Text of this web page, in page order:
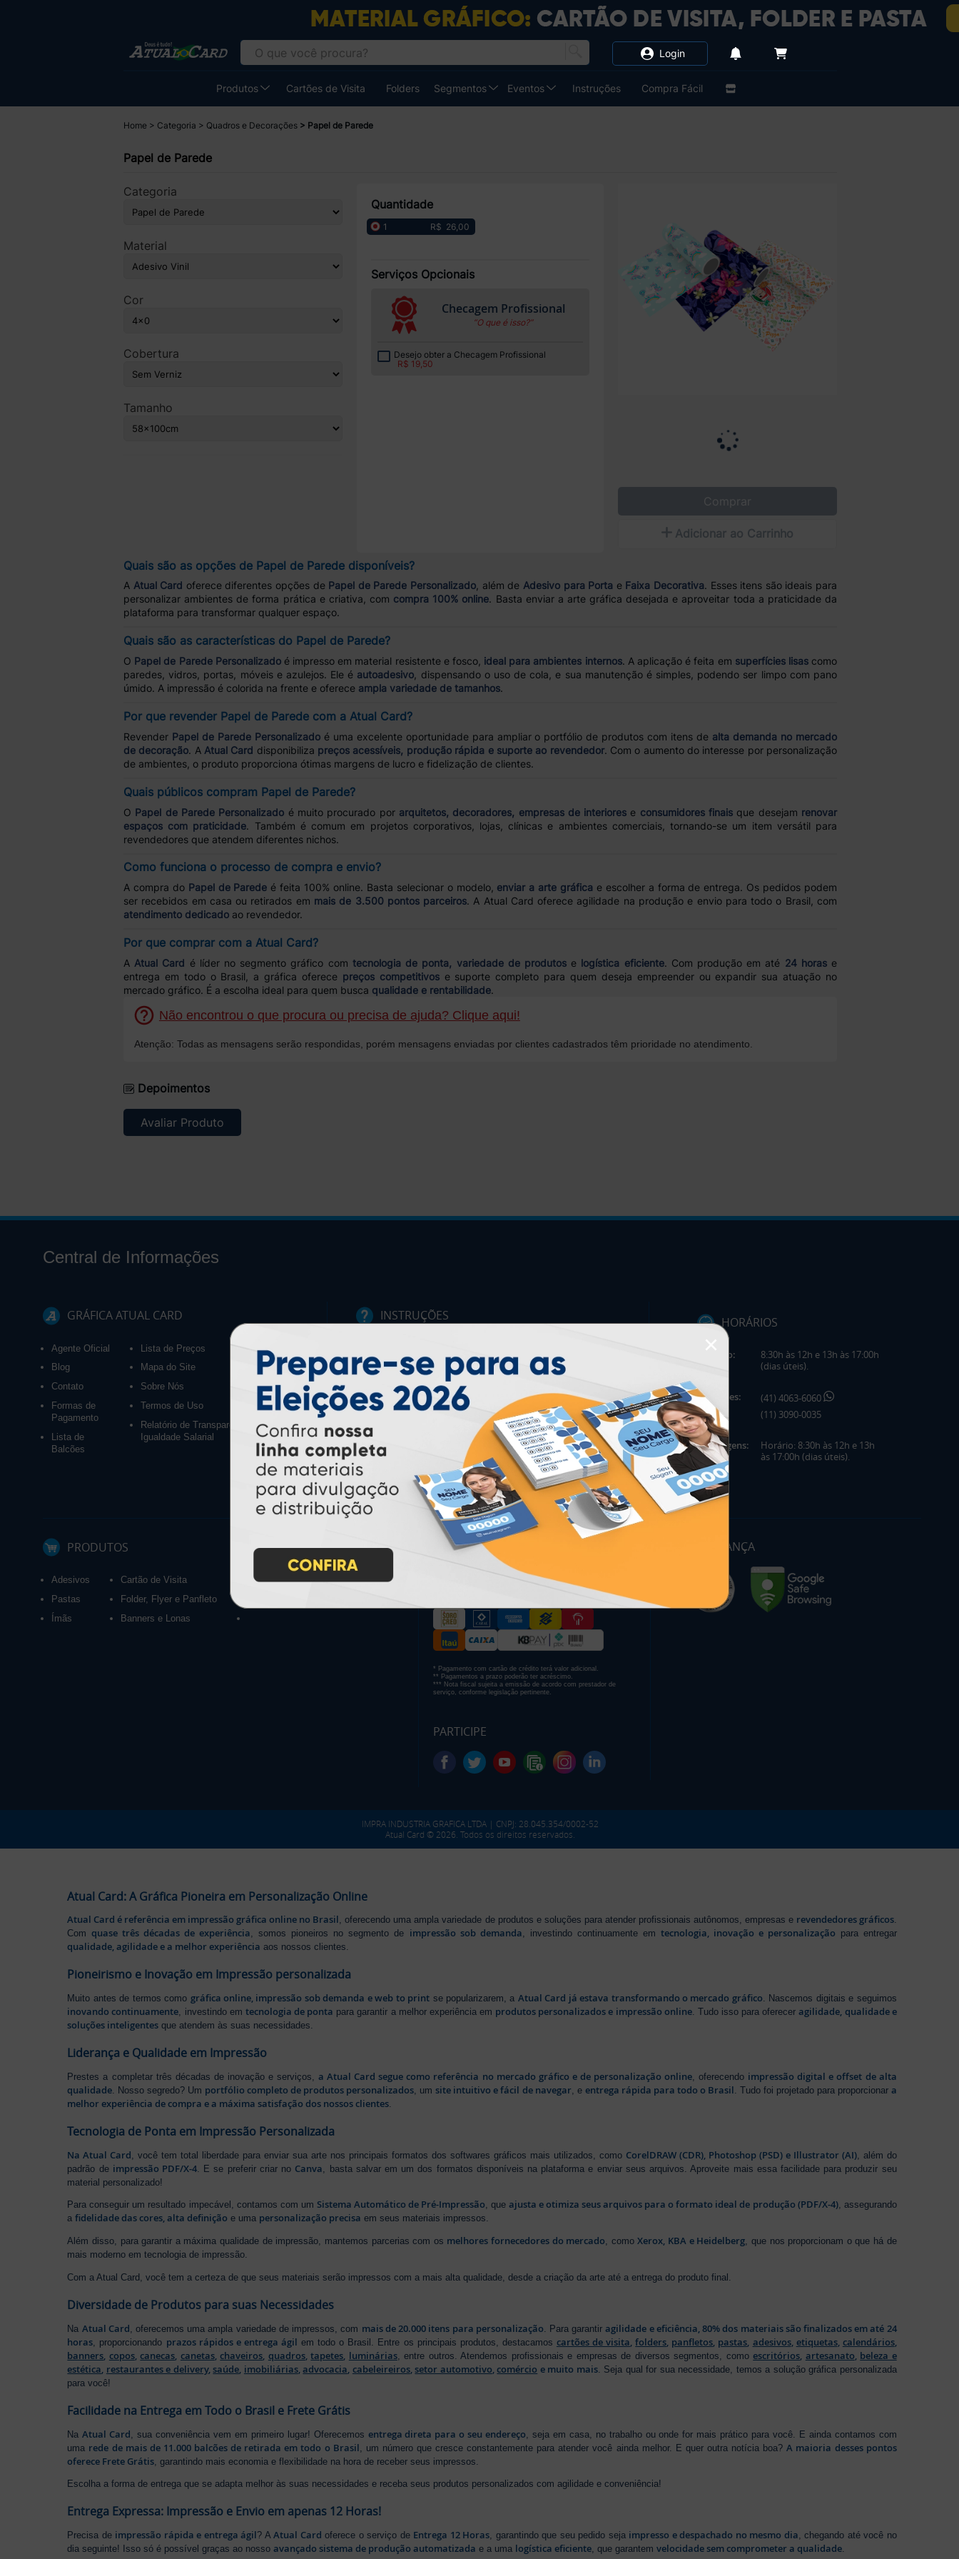
Produtos Cartões de Visita Folders Segmentos Eventos Instruções Compra Fácil
Login
Home Categoria Quadros e Decorações Papel de Parede
Papel de Parede
Categoria
Material
Cor
Cobertura
Tamanho
Quantidade
1 R$ 26,00
Serviços Opcionais
Checagem Profissional
“O que é isso?”
Desejo obter a Checagem Profissional
R$ 19,50
Comprar
Adicionar ao Carrinho
Quais são as opções de Papel de Parede disponíveis?
A Atual Card oferece diferentes opções de Papel de Parede Personalizado, além de Adesivo para Porta e Faixa Decorativa. Esses itens são ideais para
personalizar ambientes de forma prática e criativa, com compra 100% online. Basta enviar a arte gráfica desejada e aproveitar toda a praticidade da
plataforma para transformar qualquer espaço.
Quais são as características do Papel de Parede?
O Papel de Parede Personalizadoé impresso em material resistente e fosco, ideal para ambientes internos. A aplicação é feita em superfícies lisascomo
paredes, vidros, portas, móveis e azulejos. Ele é autoadesivo , dispensando o uso de cola, e sua manutenção é simples, podendo ser limpo com pano
úmido. A impressão é colorida na frente e oferece ampla variedade de tamanhos.
Por que revender Papel de Parede com a Atual Card?
Revender Papel de Parede Personalizadoé uma excelente oportunidade para ampliar o portfólio de produtos com itens de alta demanda no mercado
de decoração. A Atual Card disponibiliza preços acessíveis, produção rápida e suporte ao revendedor. Com o aumento do interesse por personalização
de ambientes, o produto proporciona ótimas margens de lucro e fidelização de clientes.
Quais públicos compram Papel de Parede?
O Papel de Parede Personalizado é muito procurado por arquitetos, decoradores, empresas de interiores e consumidores finais que desejam renovar
espaços com praticidade. Também é comum em projetos corporativos, lojas, clínicas e ambientes comerciais, tornando-se um item versátil para
revendedores que atendem diferentes nichos.
Como funciona o processo de compra e envio?
A compra do Papel de Parede é feita 100% online. Basta selecionar o modelo, enviar a arte gráfica e escolher a forma de entrega. Os pedidos podem
ser recebidos em casa ou retirados em mais de 3.500 pontos parceiros. A Atual Card oferece agilidade na produção e envio para todo o Brasil, com
atendimento dedicado ao revendedor.
Por que comprar com a Atual Card?
A Atual Card é líder no segmento gráfico com tecnologia de ponta, variedade de produtose logística eficiente. Com produção em até 24 horase
entrega em todo o Brasil, a gráfica oferece preços competitivose suporte completo para quem deseja empreender ou expandir sua atuação no
mercado gráfico. É a escolha ideal para quem busca qualidade e rentabilidade.
Não encontrou o que procura ou precisa de ajuda? Clique aqui!
Atenção: Todas as mensagens serão respondidas, porém mensagens enviadas por clientes cadastrados têm prioridade no atendimento.
Depoimentos
Avaliar Produto
Central de Informações
GRÁFICA ATUAL CARD
Agente Oficial
Blog
Contato
Formas de
Pagamento
Lista de
Balcões
Lista de Preços
Mapa do Site
Sobre Nós
Termos de Uso
Relatório de Transparência e
Igualdade Salarial
INSTRUÇÕES
Como Comprar
Como exportar em
PDF/X1-a
Montagem e Fechamento de
Arquivo
Perguntas Frequentes
HORÁRIOS
Horário:
8:30h às 12h e 13h às 17:00h
(dias úteis).
Telefones:
(41) 4063-6060
(11) 3090-0035
Mensagens:
Horário: 8:30h às 12h e 13h
às 17:00h (dias úteis).
PRODUTOS
Adesivos
Pastas
Ímãs
Cartão de Visita
Folder, Flyer e Panfleto
Banners e Lonas
Calendários 2027
PAGUE COM
* Pagamento com cartão de crédito terá valor adicional.
** Pagamentos a prazo poderão ter acréscimo.
*** Nota fiscal sujeita a emissão de acordo com prestador de
serviço, conforme legislação pertinente.
PARTICIPE
SEGURANÇA
IMPRA INDUSTRIA GRAFICA LTDA | CNPJ: 28.045.354/0002-52
Atual Card © 2026. Todos os direitos reservados.
Atual Card: A Gráfica Pioneira em Personalização Online
Atual Card é referência em impressão gráfica online no Brasil, oferecendo uma ampla variedade de produtos e soluções para atender profissionais autônomos, empresas e revendedores gráficos.
Comquase três décadas de experiência, somos pioneiros no segmento de impressão sob demanda, investindo continuamente em tecnologia, inovação e personalização para entregar
qualidade, agilidade e a melhor experiência aos nossos clientes.
Pioneirismo e Inovação em Impressão personalizada
Muito antes de termos como gráfica online, impressão sob demanda e web to print se popularizarem, a Atual Card já estava transformando o mercado gráfico. Nascemos digitais e seguimos
inovando continuamente, investindo em tecnologia de ponta para garantir a melhor experiência em produtos personalizados e impressão online. Tudo isso para ofereceragilidade, qualidade e
soluções inteligentes que atendem às suas necessidades.
Liderança e Qualidade em Impressão
Prestes a completar três décadas de inovação e serviços,a Atual Card segue como referência no mercado gráfico e de personalização online , oferecendo impressão digital e offset de alta
qualidade . Nosso segredo? Um portfólio completo de produtos personalizados , um site intuitivo e fácil de navegar , e entrega rápida para todo o Brasil . Tudo foi projetado para proporcionar a
melhor experiência de compra e a máxima satisfação dos nossos clientes
Tecnologia de Ponta em Impressão Personalizada
Na Atual Card , você tem total liberdade para enviar sua arte nos principais formatos dos softwares gráficos mais utilizados, como CorelDRAW (CDR), Photoshop (PSD) e Illustrator (AI), além do
padrão de impressão PDF/X-4 . E se preferir criar no Canva , basta salvar em um dos formatos disponíveis na plataforma e enviar seus arquivos. Aproveite mais essa facilidade para produzir seu
material personalizado!
Para conseguir um resultado impecável, contamos com um Sistema Automático de Pré-Impressão, queajusta e otimiza seus arquivos para o formato ideal de produção (PDF/X-4), assegurando
afidelidade das cores, alta definição e uma personalização precisa em seus materiais impressos.
Além disso, para garantir a máxima qualidade de impressão, mantemos parcerias com os melhores fornecedores do mercado, comoXerox, KBA e Heidelberg, que nos proporcionam o que há de
mais moderno em tecnologia de impressão.
Com a Atual Card, você tem a certeza de que seus materiais serão impressos com a mais alta qualidade, desde a criação da arte até a entrega do produto final.
Diversidade de Produtos para suas Necessidades
Na Atual Card , oferecemos uma ampla variedade de impressos, com mais de 20.000 itens para personalização . Para garantiragilidade e eficiência, 80% dos materiais são finalizados em até 24
horas , proporcionando prazos rápidos e entrega ágil em todo o Brasil. Entre os principais produtos, destacamos cartões de visita,folders, panfletos, pastas, adesivos, etiquetas, calendários,
banners, copos,canecas, canetas,chaveiros, quadros,tapetes, luminárias, entre outros. Atendemos profissionais e empresas de diversos segmentos, comoescritórios, artesanato, beleza e
estética, restaurantes e delivery, saúde, imobiliárias,advocacia, cabeleireiros, setor automotivo,comércio e muito mais. Seja qual for sua necessidade, temos a solução gráfica personalizada
para você!
Facilidade na Entrega em Todo o Brasil e Frete Grátis
NaAtual Card , sua conveniência vem em primeiro lugar! Oferecemos entrega direta para o seu endereço , seja em casa, no trabalho ou onde for mais prático para você. E ainda contamos com
uma rede de mais de 11.000 balcões de retirada em todo o Brasil , um número que cresce constantemente para atender você ainda melhor. E quer outra notícia boa?A maioria desses pontos
oferece Frete Grátis , garantindo mais economia e flexibilidade na hora de receber seus impressos.
Escolha a forma de entrega que se adapta melhor às suas necessidades e receba seus produtos personalizados com agilidade e conveniência!
Entrega Expressa: Impressão e Envio em apenas 12 Horas!
Precisa de impressão rápida e entrega ágil? AAtual Card oferece o serviço de Entrega 12 Horas, garantindo que seu pedido seja impresso e despachado no mesmo dia, chegando até você no
dia seguinte! Isso só é possível graças ao nossoavançado sistema de produção automatizada e a uma logística eficiente, que garantemvelocidade sem comprometer a qualidade.